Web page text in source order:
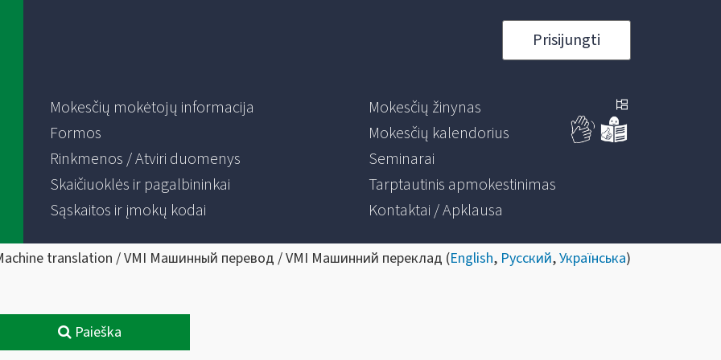
Prisijungti
Mokesčių mokėtojų informacija
Formos
Rinkmenos / Atviri duomenys
Skaičiuoklės ir pagalbininkai
Sąskaitos ir įmokų kodai
Mokesčių žinynas
Mokesčių kalendorius
Seminarai
Tarptautinis apmokestinimas
Kontaktai / Apklausa
translation / VMI Машинный перевод / VMI Машинний переклад (English, Русский,Українська)
Paieška